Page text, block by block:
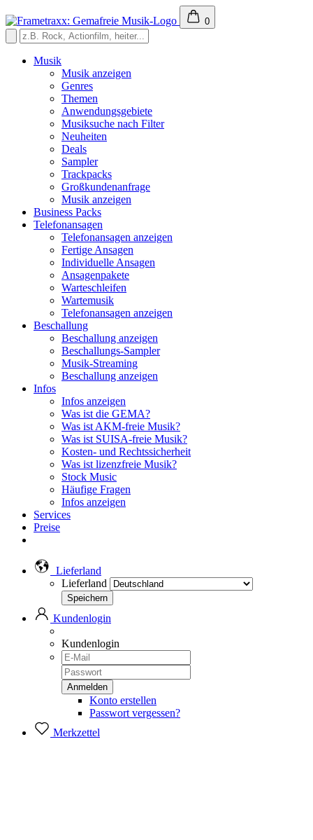
0
Musik
Musik anzeigen
Genres
Themen
Anwendungsgebiete
Musiksuche nach Filter
Neuheiten
Deals
Sampler
Trackpacks
Großkundenanfrage
Musik anzeigen
Business Packs
Telefonansagen
Telefonansagen anzeigen
Fertige Ansagen
Individuelle Ansagen
Ansagenpakete
Warteschleifen
Wartemusik
Telefonansagen anzeigen
Beschallung
Beschallung anzeigen
Beschallungs-Sampler
Musik-Streaming
Beschallung anzeigen
Infos
Infos anzeigen
Was ist die GEMA?
Was ist AKM-freie Musik?
Was ist SUISA-freie Musik?
Kosten- und Rechtssicherheit
Was ist lizenzfreie Musik?
Stock Music
Häufige Fragen
Infos anzeigen
Services
Preise
Lieferland
Lieferland
Kundenlogin
Kundenlogin
Konto erstellen
Passwort vergessen?
Merkzettel